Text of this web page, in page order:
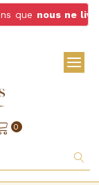
nous ne livrons
0